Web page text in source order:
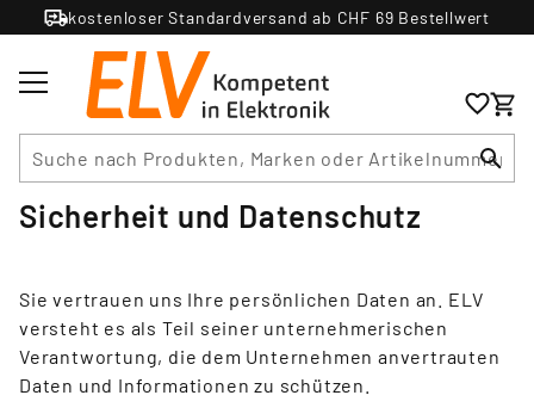
kostenloser Standardversand ab CHF 69 Bestellwert
Sicherheit und Datenschutz
Sie vertrauen uns Ihre persönlichen Daten an. ELV
versteht es als Teil seiner unternehmerischen
Verantwortung, die dem Unternehmen anvertrauten
Daten und Informationen zu schützen.